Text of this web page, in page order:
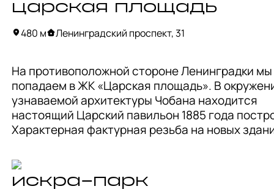
Музей «Динамо» — это музей нового типа, в
посвящен не просто легендарному клубу, а
спортивному обществу «Динамо»,
футбол и хоккей, а еще больше 70 различных
спорта.
царская площадь
480 м Ленинградский проспект, 31
На противоположной стороне Ленинградки мы
попадаем в ЖК «Царская площадь». В
узнаваемой архитектуры Чобана находится
настоящий Царский павильон 1885 года
Характерная фактурная резьба на новых
павильона. Его возводили для отдыха
семьи на время проведения Всероссийской
искра-парк